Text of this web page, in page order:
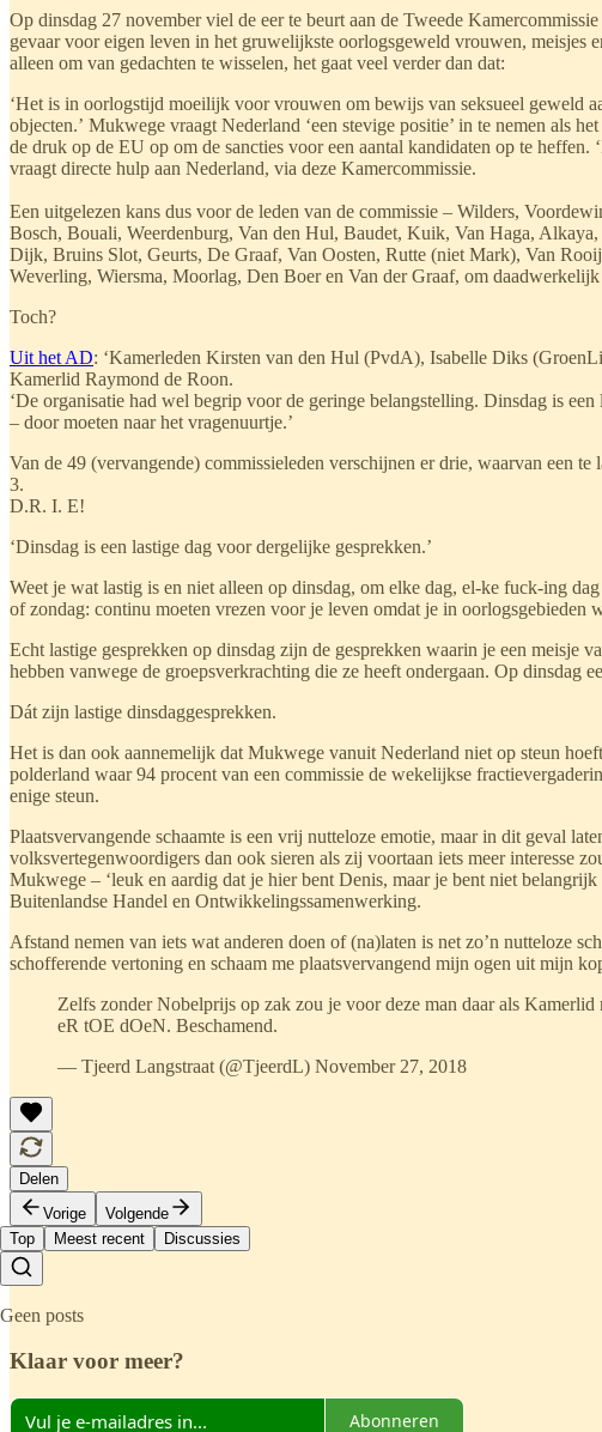
Op dinsdag 27 november viel de eer te beurt aan de Tweede
gevaar voor eigen leven in het gruwelijkste oorlogsgeweld vrouwen,
alleen om van gedachten te wisselen, het gaat veel verder dan dat:
‘Het is in oorlogstijd moeilijk voor vrouwen om bewijs van seksueel geweld
objecten.’ Mukwege vraagt Nederland ‘een stevige positie’ in te nemen als
de druk op de EU op om de sancties voor een aantal kandidaten op te
vraagt directe hulp aan Nederland, via deze Kamercommissie.
Een uitgelezen kans dus voor de leden van de commissie – Wilders,
Bosch, Bouali, Weerdenburg, Van den Hul, Baudet, Kuik, Van Haga,
Dijk, Bruins Slot, Geurts, De Graaf, Van Oosten, Rutte (niet Mark), Van
Weverling, Wiersma, Moorlag, Den Boer en Van der Graaf, om
Toch?
Uit het AD: ‘Kamerleden Kirsten van den Hul (PvdA), Isabelle Diks
Kamerlid Raymond de Roon.
‘De organisatie had wel begrip voor de geringe belangstelling. Dinsdag is
– door moeten naar het vragenuurtje.’
Van de 49 (vervangende) commissieleden verschijnen er drie, waarvan een te
3.
D.R. I. E!
‘Dinsdag is een lastige dag voor dergelijke gesprekken.’
Weet je wat lastig is en niet alleen op dinsdag, om elke dag, el-ke fuck-ing
of zondag: continu moeten vrezen voor je leven omdat je in oorlogsgebieden
Echt lastige gesprekken op dinsdag zijn de gesprekken waarin je een meisje
hebben vanwege de groepsverkrachting die ze heeft ondergaan. Op dinsdag
Dát zijn lastige dinsdaggesprekken.
Het is dan ook aannemelijk dat Mukwege vanuit Nederland niet op steun
polderland waar 94 procent van een commissie de wekelijkse
enige steun.
Plaatsvervangende schaamte is een vrij nutteloze emotie, maar in dit geval
volksvertegenwoordigers dan ook sieren als zij voortaan iets meer interesse
Mukwege – ‘leuk en aardig dat je hier bent Denis, maar je bent niet
Buitenlandse Handel en Ontwikkelingssamenwerking.
Afstand nemen van iets wat anderen doen of (na)laten is net zo’n nutteloze
schofferende vertoning en schaam me plaatsvervangend mijn ogen uit mijn
Zelfs zonder Nobelprijs op zak zou je voor deze man daar als
eR tOE dOeN. Beschamend.
— Tjeerd Langstraat (@TjeerdL) November 27, 2018
Delen
Vorige
Volgende
Top
Meest recent Discussies
Geen posts
Klaar voor meer?
Abonneren